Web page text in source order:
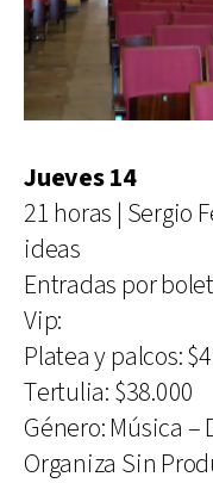
Jueves 14
21 horas | Sergio
ideas
Entradas por
Vip:
Platea y palcos:
Tertulia: $38.000
Género: Música –
Organiza Sin